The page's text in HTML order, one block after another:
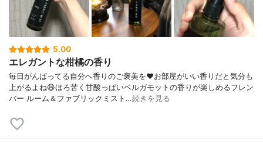
5.00
エレガントな柑橘の香り
毎日がんばってる自分へ香りのご褒美を❤お部屋がいい香りだと気分も
上がるよね😆ほろ苦く甘酸っぱいベルガモットの香りが楽しめるフレン
バー ルーム＆ファブリックミスト…続きを見る